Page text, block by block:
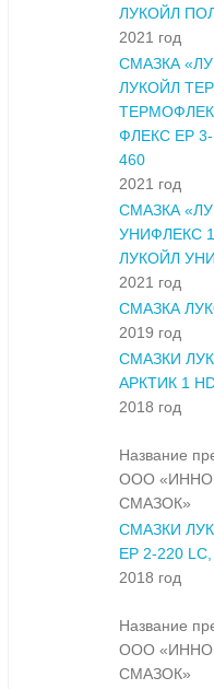
ЛУКОЙЛ
2021 год
СМАЗКА
ЛУКОЙЛ
ФЛЕКС ЕР
460
2021 год
СМАЗКА
УНИФЛЕКС
ЛУКОЙЛ
2021 год
СМАЗКА
2019 год
СМАЗКИ
АРКТИК 1
2018 год
Название
ООО
СМАЗОК»
СМАЗКИ
ЕР 2-220
2018 год
Название
ООО
СМАЗОК»